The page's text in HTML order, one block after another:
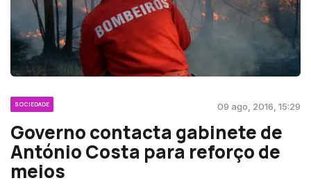
SOCIEDADE 09 ago, 2016, 15:29
Governo contacta gabinete de
António Costa para reforço de
meios